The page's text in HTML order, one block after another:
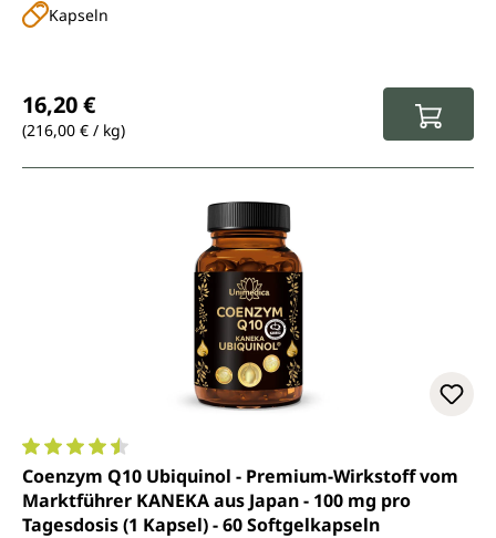
Kapseln
16,20 €
(216,00 € / kg)
Durchschnittliche Bewertung von 4.6 von 5 Sternen
Coenzym Q10 Ubiquinol - Premium-Wirkstoff vom
Marktführer KANEKA aus Japan - 100 mg pro
Tagesdosis (1 Kapsel) - 60 Softgelkapseln